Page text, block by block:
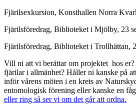
Fjärilsexkursion, Konsthallen Norra
Fjärilsföredrag, Biblioteket i Mjölby, 23
Fjärilsföredrag, Biblioteket i Trollhättan,
Vill ni att vi berättar om projektet hos
fjärilar i allmänhet? Håller ni kanske på
inför vårens möten i en krets av
entomologisk förening eller kanske en
eller ring så ser vi om det går att ordna.